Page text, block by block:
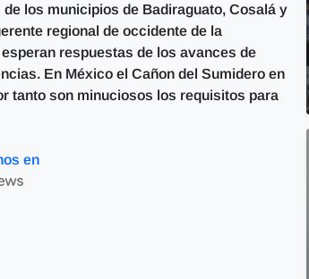
los municipios de Badiraguato, Cosalá y
regional de occidente de la
respuestas de los avances de
En México el Cañon del Sumidero en
tanto son minuciosos los requisitos para
en